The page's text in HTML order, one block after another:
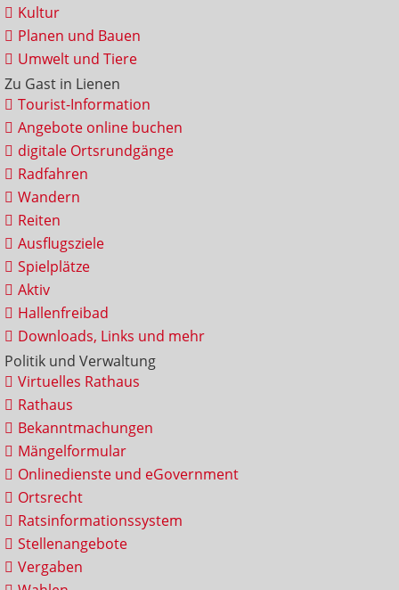
Kultur
Planen und Bauen
Umwelt und Tiere
Zu Gast in Lienen
Tourist-Information
Angebote online buchen
digitale Ortsrundgänge
Radfahren
Wandern
Reiten
Ausflugsziele
Spielplätze
Aktiv
Hallenfreibad
Downloads, Links und mehr
Politik und Verwaltung
Virtuelles Rathaus
Rathaus
Bekanntmachungen
Mängelformular
Onlinedienste und eGovernment
Ortsrecht
Ratsinformationssystem
Stellenangebote
Vergaben